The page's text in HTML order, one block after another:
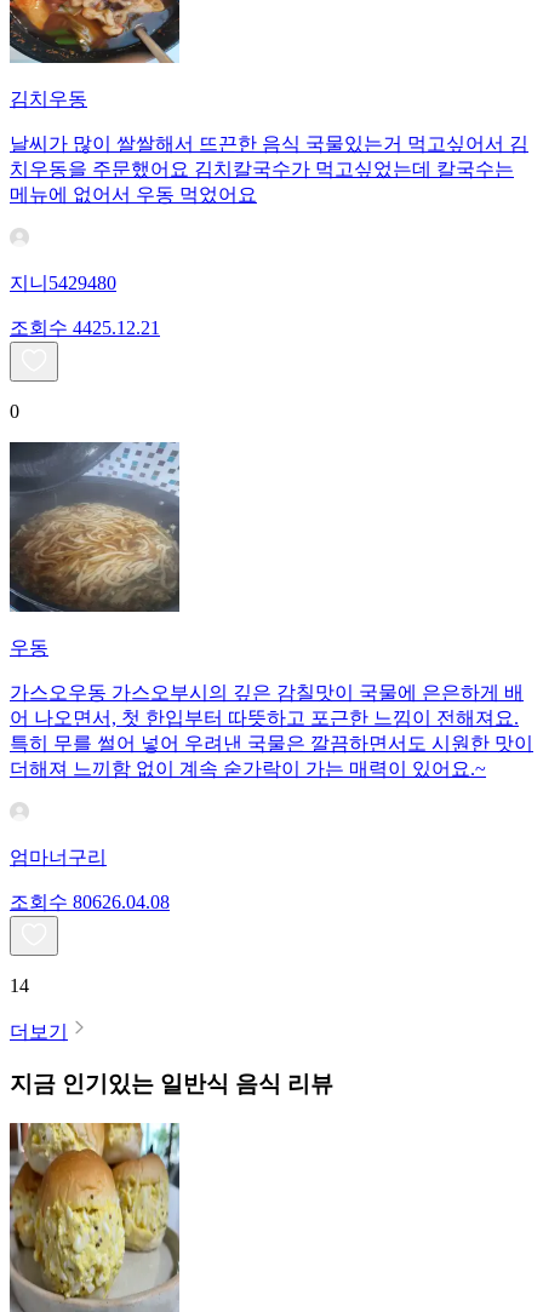
김치우동
날씨가 많이 쌀쌀해서 뜨끈한 음식 국물있는거 먹고싶어서 김
치우동을 주문했어요 김치칼국수가 먹고싶었는데 칼국수는
메뉴에 없어서 우동 먹었어요
지니5429480
조회수 4425.12.21
0
우동
가스오우동 가스오부시의 깊은 감칠맛이 국물에 은은하게 배
어 나오면서, 첫 한입부터 따뜻하고 포근한 느낌이 전해져요.
특히 무를 썰어 넣어 우려낸 국물은 깔끔하면서도 시원한 맛이
더해져 느끼함 없이 계속 숟가락이 가는 매력이 있어요.~
엄마너구리
조회수 80626.04.08
14
더보기
지금 인기있는 일반식 음식 리뷰